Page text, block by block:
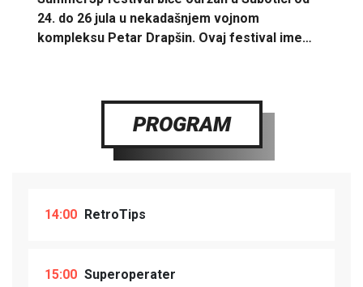
24. do 26 jula u nekadašnjem vojnom
kompleksu Petar Drapšin. Ovaj festival ime…
PROGRAM
14:00 RetroTips
15:00 Superoperater